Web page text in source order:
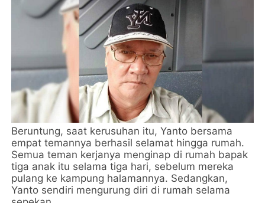
Beruntung, saat kerusuhan itu, Yanto bersama
empat temannya berhasil selamat hingga rumah.
Semua teman kerjanya menginap di rumah bapak
tiga anak itu selama tiga hari, sebelum mereka
pulang ke kampung halamannya. Sedangkan,
Yanto sendiri mengurung diri di rumah selama